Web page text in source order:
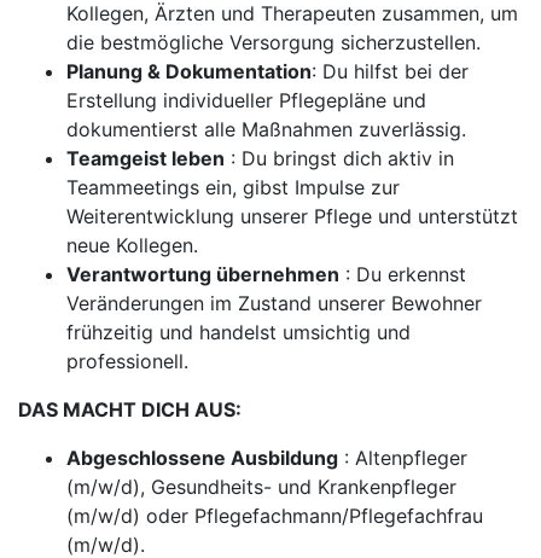
Kollegen, Ärzten und Therapeuten zusammen, um
die bestmögliche Versorgung sicherzustellen.
Planung & Dokumentation: Du hilfst bei der
Erstellung individueller Pflegepläne und
dokumentierst alle Maßnahmen zuverlässig.
Teamgeist leben : Du bringst dich aktiv in
Teammeetings ein, gibst Impulse zur
Weiterentwicklung unserer Pflege und unterstützt
neue Kollegen.
Verantwortung übernehmen : Du erkennst
Veränderungen im Zustand unserer Bewohner
frühzeitig und handelst umsichtig und
professionell.
DAS MACHT DICH AUS:
Abgeschlossene Ausbildung : Altenpfleger
(m/w/d), Gesundheits- und Krankenpfleger
(m/w/d) oder Pflegefachmann/Pflegefachfrau
(m/w/d).